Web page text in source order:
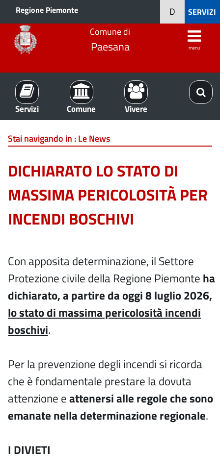
Regione Piemonte SERVIZI
D
Comune di
Paesana menu
Servizi Comune Vivere
Stai navigando in :Le News
DICHIARATO LO STATO DI
MASSIMA PERICOLOSITÀ PER
INCENDI BOSCHIVI
Con apposita determinazione, il Settore
Protezione civile della Regione Piemonte ha
dichiarato, a partire da oggi 8 luglio 2026,
lo stato di massima pericolosità incendi
boschivi.
Per la prevenzione degli incendi si ricorda
che è fondamentale prestare la dovuta
attenzione eattenersi alle regole che sono
emanate nella determinazione regionale.
I DIVIETI